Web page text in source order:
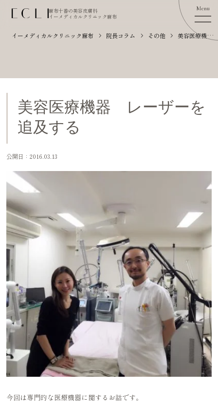
麻布十番の美容皮膚科
イーメディカルクリニック麻布
イーメディカルクリニック麻布 院長コラム その他 美容医療機器 レーザーを追及する
美容医療機器 レーザーを
追及する
公開日：2016.03.13
今回は専門的な医療機器に関するお話です。